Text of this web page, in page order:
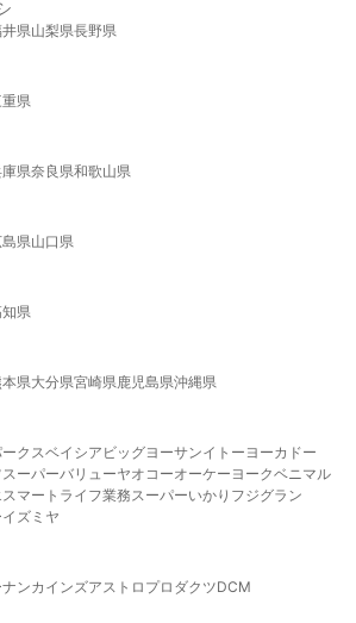
県山梨県長野県
県
県奈良県和歌山県
島県山口県
県
県大分県宮崎県鹿児島県沖縄県
クスベイシア ビッグヨーサンイトーヨーカドー
スーパーバリューヤオコーオーケー ヨークベニマル
マート ライフ業務スーパーいかり フジグラン
イズミヤ
ンカインズアストロプロダクツDCM